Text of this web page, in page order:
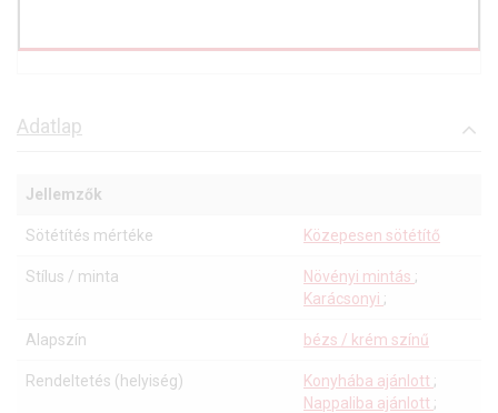
Adatlap
Jellemzők
Sötétítés mértéke Közepesen sötétítő
Stílus / minta Növényi mintás ;
Karácsonyi ;
Alapszín bézs / krém színű
Rendeltetés (helyiség) Konyhába ajánlott ;
Nappaliba ajánlott ;